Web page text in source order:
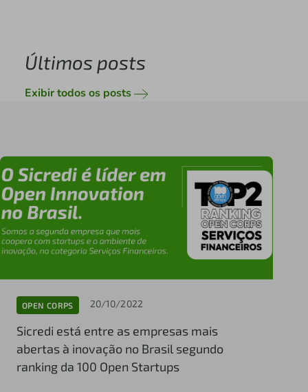
Últimos posts
Exibir todos os posts
OPEN CORPS 20/10/2022
Sicredi está entre as empresas mais
abertas à inovação no Brasil segundo
ranking da 100 Open Startups